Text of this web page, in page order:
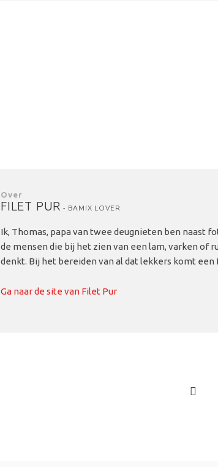
Over
FILET PUR - BAMIX LOVER
Ik, Thomas, papa van twee deugnieten ben naast
de mensen die bij het zien van een lam, varken of
denkt. Bij het bereiden van al dat lekkers komt een
Ga naar de site van Filet Pur